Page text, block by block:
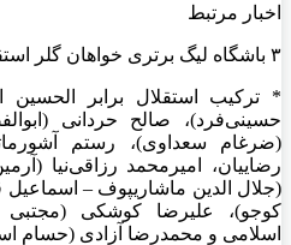
اخبار مرتبط
۳ باشگاه لیگ برتری خواهان گلر استقلالی!
* ترکیب استقلال برابر الحسین
حسینی‌فرد)، صالح حردانی
(ضرغام سعداوی)، رستم
رضاییان، امیرمحمد رزاقی‌نیا
(جلال الدین ماشاریپوف –
کوجو)، علیرضا کوشکی
اسلامی و محمدرضا آزادی (حسام